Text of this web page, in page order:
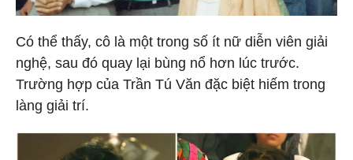
Có thể thấy, cô là một trong số ít nữ diễn viên giải
nghệ, sau đó quay lại bùng nổ hơn lúc trước.
Trường hợp của Trần Tú Văn đặc biệt hiếm trong
làng giải trí.